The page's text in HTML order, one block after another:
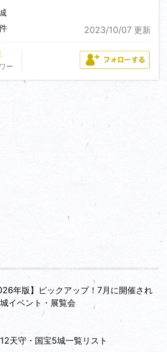
2023/10/07 更新
ー
年版】ピックアップ！7月に開催され
イベント・展覧会
天守・国宝5城一覧リスト